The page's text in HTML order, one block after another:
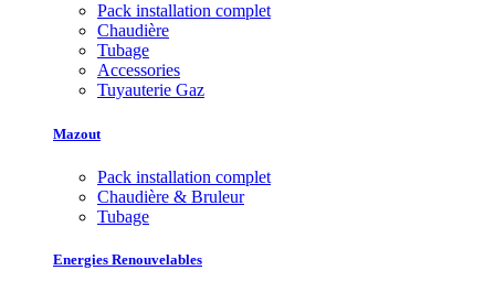
Pack installation complet
Chaudière
Tubage
Accessories
Tuyauterie Gaz
Mazout
Pack installation complet
Chaudière & Bruleur
Tubage
Energies Renouvelables